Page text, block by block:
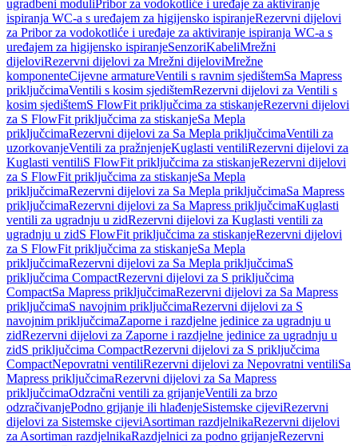
ugradbeni moduliPribor za vodokotliće i uređaje za aktiviranje
ispiranja WC-a s uređajem za higijensko ispiranjeRezervni dijelovi
za Pribor za vodokotliće i uređaje za aktiviranje ispiranja WC-a s
uređajem za higijensko ispiranjeSenzoriKabeliMrežni
dijeloviRezervni dijelovi za Mrežni dijeloviMrežne
komponenteCijevne armatureVentili s ravnim sjedištemSa Mapress
priključcimaVentili s kosim sjedištemRezervni dijelovi za Ventili s
kosim sjedištemS FlowFit priključcima za stiskanjeRezervni dijelovi
za S FlowFit priključcima za stiskanjeSa Mepla
priključcimaRezervni dijelovi za Sa Mepla priključcimaVentili za
uzorkovanjeVentili za pražnjenjeKuglasti ventiliRezervni dijelovi za
Kuglasti ventiliS FlowFit priključcima za stiskanjeRezervni dijelovi
za S FlowFit priključcima za stiskanjeSa Mepla
priključcimaRezervni dijelovi za Sa Mepla priključcimaSa Mapress
priključcimaRezervni dijelovi za Sa Mapress priključcimaKuglasti
ventili za ugradnju u zidRezervni dijelovi za Kuglasti ventili za
ugradnju u zidS FlowFit priključcima za stiskanjeRezervni dijelovi
za S FlowFit priključcima za stiskanjeSa Mepla
priključcimaRezervni dijelovi za Sa Mepla priključcimaS
priključcima CompactRezervni dijelovi za S priključcima
CompactSa Mapress priključcimaRezervni dijelovi za Sa Mapress
priključcimaS navojnim priključcimaRezervni dijelovi za S
navojnim priključcimaZaporne i razdjelne jedinice za ugradnju u
zidRezervni dijelovi za Zaporne i razdjelne jedinice za ugradnju u
zidS priključcima CompactRezervni dijelovi za S priključcima
CompactNepovratni ventiliRezervni dijelovi za Nepovratni ventiliSa
Mapress priključcimaRezervni dijelovi za Sa Mapress
priključcimaOdzračni ventili za grijanjeVentili za brzo
odzračivanjePodno grijanje ili hlađenjeSistemske cijeviRezervni
dijelovi za Sistemske cijeviAsortiman razdjelnikaRezervni dijelovi
za Asortiman razdjelnikaRazdjelnici za podno grijanjeRezervni